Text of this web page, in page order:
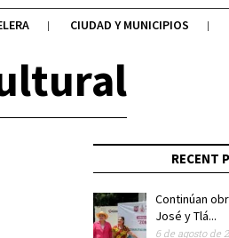
CIUDAD Y MUNICIPIOS
RECENT
Continúan
José y Tlá...
6 de agosto de